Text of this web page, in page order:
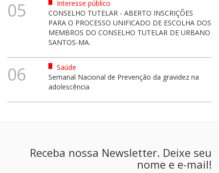
05
Interesse público
CONSELHO TUTELAR - ABERTO INSCRIÇÕES
PARA O PROCESSO UNIFICADO DE ESCOLHA DOS
MEMBROS DO CONSELHO TUTELAR DE URBANO
SANTOS-MA.
06
Saúde
Semanal Nacional de Prevenção da gravidez na
adolescência
Receba nossa Newsletter. Deixe seu
nome e e-mail!